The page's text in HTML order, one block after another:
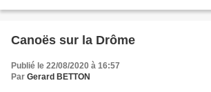
Canoës sur la Drôme
Publié le 22/08/2020 à 16:57
Par Gerard BETTON